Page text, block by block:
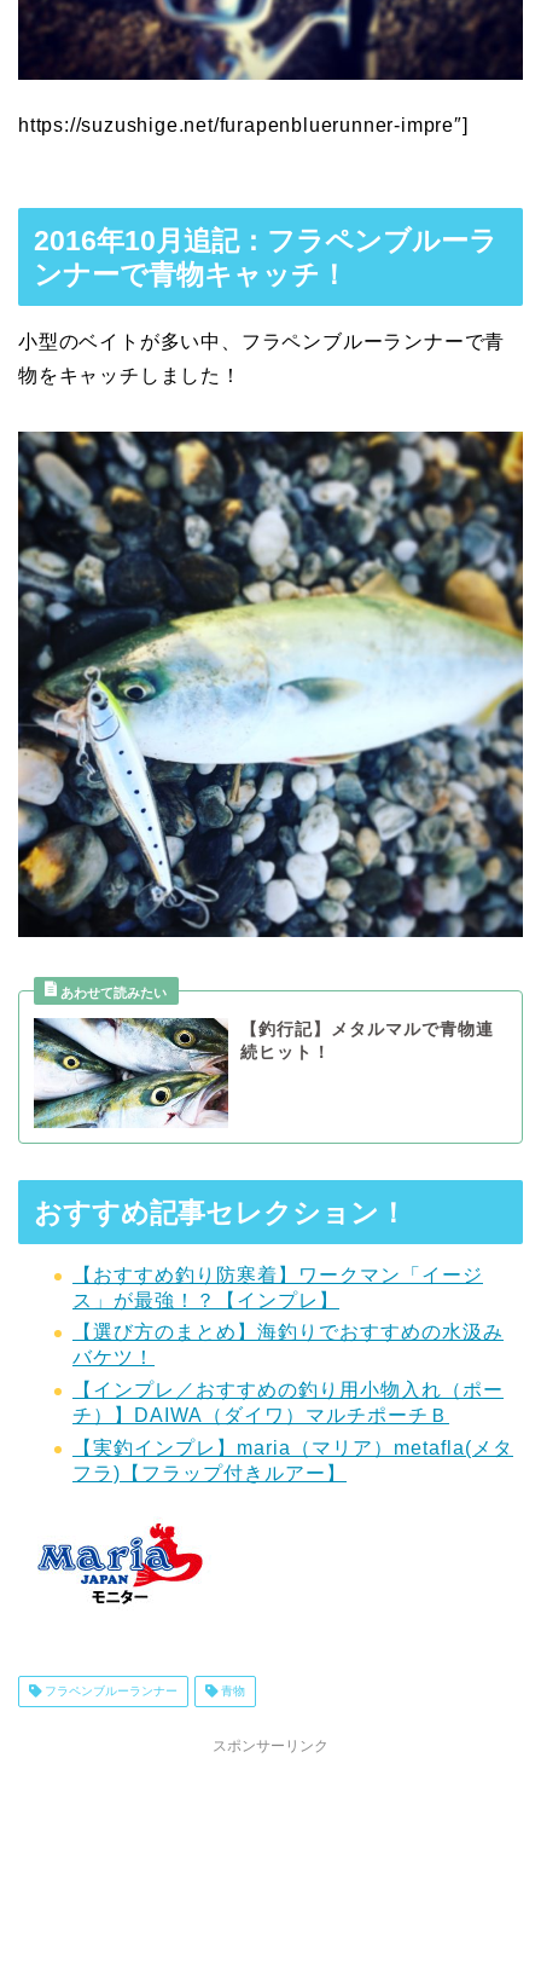
https://suzushige.net/furapenbluerunner-impre″]
2016年10月追記：フラペンブルーラ
ンナーで青物キャッチ！
小型のベイトが多い中、フラペンブルーランナーで青
物をキャッチしました！
【釣行記】メタルマルで青物連
続ヒット！
おすすめ記事セレクション！
【おすすめ釣り防寒着】ワークマン「イージ
ス」が最強！？【インプレ】
【選び方のまとめ】海釣りでおすすめの水汲み
バケツ！
【インプレ／おすすめの釣り用小物入れ（ポー
チ）】DAIWA（ダイワ）マルチポーチＢ
【実釣インプレ】maria（マリア）metafla(メタ
フラ)【フラップ付きルアー】
フラペンブルーランナー 青物
スポンサーリンク